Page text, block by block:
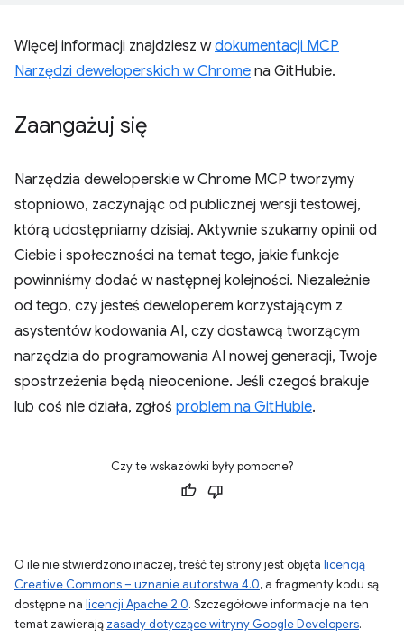
Więcej informacji znajdziesz wdokumentacji MCP
Narzędzi deweloperskich w Chrome na GitHubie.
Zaangażuj się
Narzędzia deweloperskie w Chrome MCP tworzymy
stopniowo, zaczynając od publicznej wersji testowej,
którą udostępniamy dzisiaj. Aktywnie szukamy opinii od
Ciebie i społeczności na temat tego, jakie funkcje
powinniśmy dodać w następnej kolejności. Niezależnie
od tego, czy jesteś deweloperem korzystającym z
asystentów kodowania AI, czy dostawcą tworzącym
narzędzia do programowania AI nowej generacji, Twoje
spostrzeżenia będą nieocenione. Jeśli czegoś brakuje
lub coś nie działa, zgłoś problem na GitHubie.
Czy te wskazówki były pomocne?
O ile nie stwierdzono inaczej, treść tej strony jest objęta licencją
Creative Commons – uznanie autorstwa 4.0, a fragmenty kodu są
dostępne na licencji Apache 2.0. Szczegółowe informacje na ten
temat zawierają zasady dotyczące witryny Google Developers.